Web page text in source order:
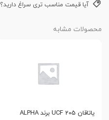
آیا قیمت مناسب تری سراغ دارید؟
محصولات مشابه
یاتاقان UCF 205 برند ALPHA